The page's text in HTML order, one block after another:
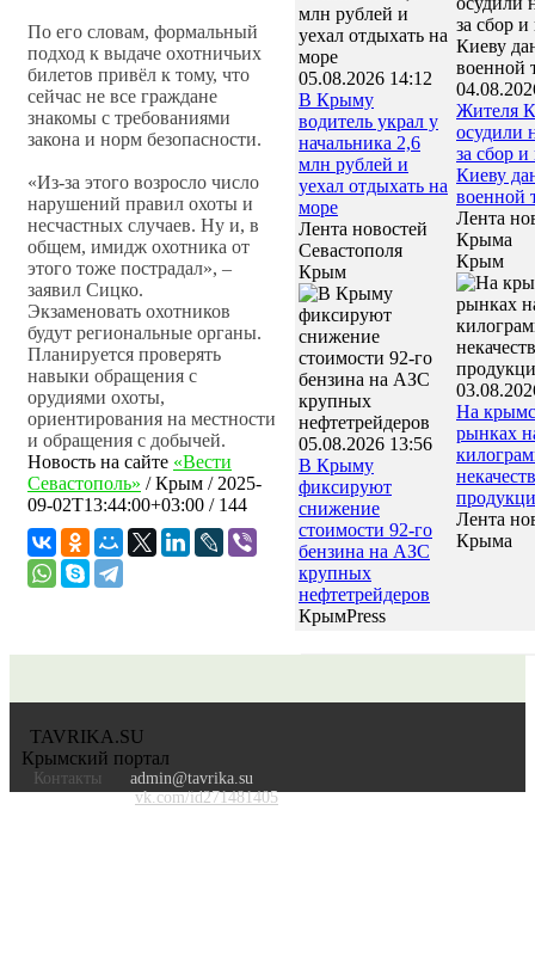
По его словам, формальный
подход к выдаче охотничьих
билетов привёл к тому, что
сейчас не все граждане
знакомы с требованиями
закона и норм безопасности.
«Из-за этого возросло число
нарушений правил охоты и
несчастных случаев. Ну и, в
общем, имидж охотника от
этого тоже пострадал», –
заявил Сицко.
Экзаменовать охотников
будут региональные органы.
Планируется проверять
навыки обращения с
орудиями охоты,
ориентирования на местности
и обращения с добычей.
Новость на сайте «Вести
Севастополь» /Крым / 2025-
09-02T13:44:00+03:00 / 144
05.08.2026 14:12
В Крыму
водитель украл у
начальника 2,6
млн рублей и
уехал отдыхать на
море
Лента новостей
Севастополя
Крым
05.08.2026 13:56
В Крыму
фиксируют
снижение
стоимости 92-го
бензина на АЗС
крупных
нефтетрейдеров
КрымPress
Жителя
осудили
за сбор и
Киеву
военной
Лента
Крыма
Крым
На
рынках
Лента
Крыма
TAVRIKA.SU
Крымский портал
Контакты
admin@tavrika.su
vk.com/id271481405